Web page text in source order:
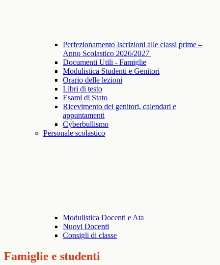
Perfezionamento Iscrizioni alle classi prime –
Anno Scolastico 2026/2027
Documenti Utili - Famiglie
Modulistica Studenti e Genitori
Orario delle lezioni
Libri di testo
Esami di Stato
Ricevimento dei genitori, calendari e
appuntamenti
Cyberbullismo
Personale scolastico
Modulistica Docenti e Ata
Nuovi Docenti
Consigli di classe
Famiglie e studenti